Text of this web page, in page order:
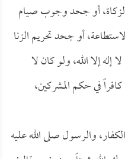
أو جحد وجوب صيام
أو جحد تحريم الزنا
إله إلا الله، ولو كان لا
في حكم المشركين،
والرسول صلى الله عليه